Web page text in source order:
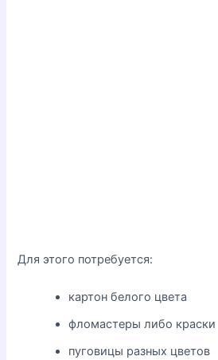
Для этого потребуется:
картон белого цвета
фломастеры либо краски
пуговицы разных цветов